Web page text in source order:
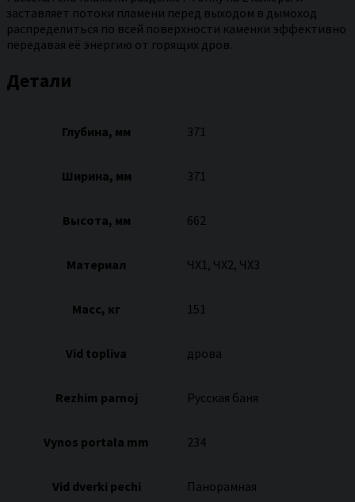
заставляет потоки пламени перед выходом в дымоход
распределиться по всей поверхности каменки эффективно
передавая её энергию от горящих дров.
Детали
Глубина, мм 371
Ширина, мм 371
Высота, мм 662
Материал ЧХ1, ЧХ2, ЧХ3
Масс, кг 151
Vid topliva дрова
Rezhim parnoj Русская баня
Vynos portala mm 234
Vid dverki pechi Панорамная